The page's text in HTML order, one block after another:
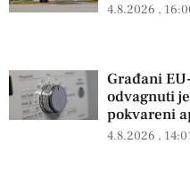
4.8.2026
Građani
odvagnuti
pokvareni
4.8.2026